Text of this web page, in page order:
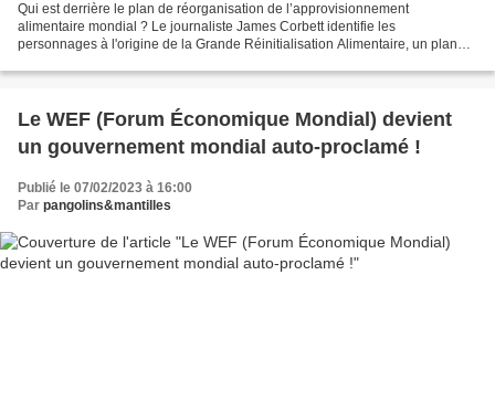
Qui est derrière le plan de réorganisation de l’approvisionnement
alimentaire mondial ? Le journaliste James Corbett identifie les
personnages à l'origine de la Grande Réinitialisation Alimentaire, un plan
Le WEF (Forum Économique Mondial) devient
un gouvernement mondial auto-proclamé !
Publié le 07/02/2023 à 16:00
Par pangolins&mantilles